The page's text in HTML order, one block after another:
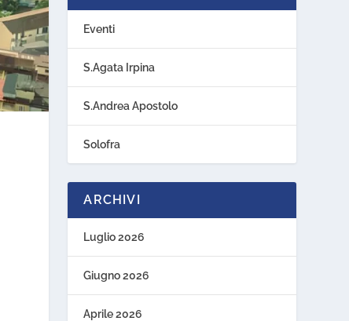
Eventi
S.Agata Irpina
S.Andrea Apostolo
Solofra
ARCHIVI
Luglio 2026
Giugno 2026
Aprile 2026